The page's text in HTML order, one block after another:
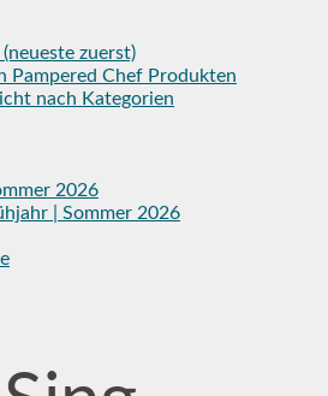
zuerst)
Pampered Chef Produkten
nach Kategorien
2026
| Sommer 2026